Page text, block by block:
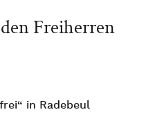
Freiherren
in Radebeul